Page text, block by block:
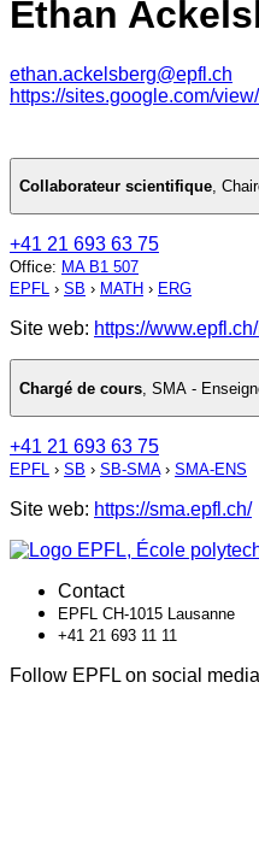
Ethan
ethan.ackelsberg@epfl.ch
https://sites.google.com/
Collaborateur scientifique,
+41 21 693 63 75
Office: MA B1 507
EPFL › SB › MATH › ERG
Site web: https://
Chargé de cours SMA -
+41 21 693 63 75
EPFL › SB › SB-SMA› SMA-ENS
Site web: https://sma.epfl.ch/
Contact
EPFL CH-1015 Lausanne
+41 21 693 11 11
Follow EPFL on social media